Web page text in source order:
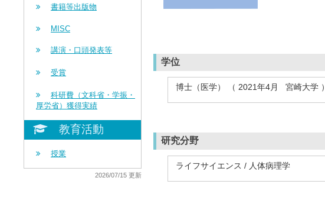
書籍等出版物
MISC
講演・口頭発表等
受賞
科研費（文科省・学振・
厚労省）獲得実績
教育活動
授業
2026/07/15 更新
学位
博士（医学） （ 2021年4月 宮崎大学 ）
研究分野
ライフサイエンス / 人体病理学